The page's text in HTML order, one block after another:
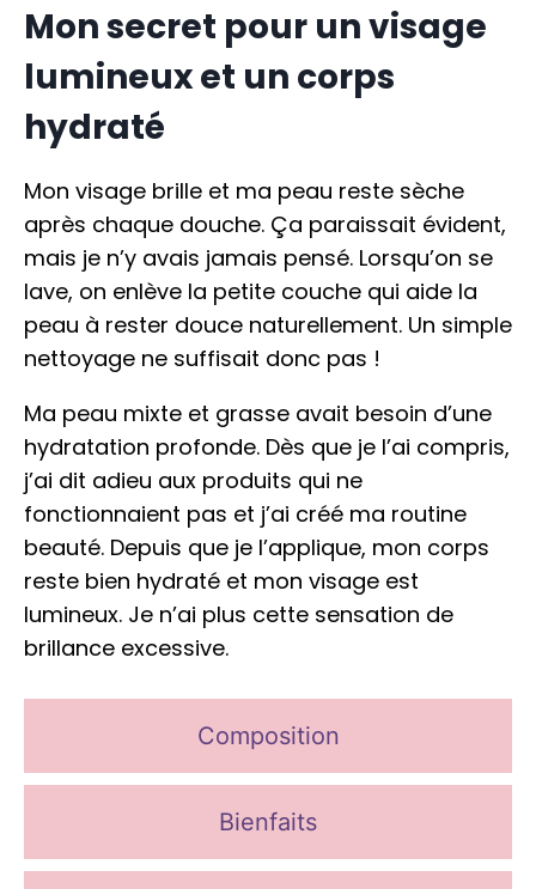
Composition
Bienfaits
Mon secret pour un visage
lumineux et un corps
hydraté
Mon visage brille et ma peau reste sèche
après chaque douche. Ça paraissait évident,
mais je n’y avais jamais pensé. Lorsqu’on se
lave, on enlève la petite couche qui aide la
peau à rester douce naturellement. Un simple
nettoyage ne suffisait donc pas !
Ma peau mixte et grasse avait besoin d’une
hydratation profonde. Dès que je l’ai compris,
j’ai dit adieu aux produits qui ne
fonctionnaient pas et j’ai créé ma routine
beauté. Depuis que je l’applique, mon corps
reste bien hydraté et mon visage est
lumineux. Je n’ai plus cette sensation de
brillance excessive.